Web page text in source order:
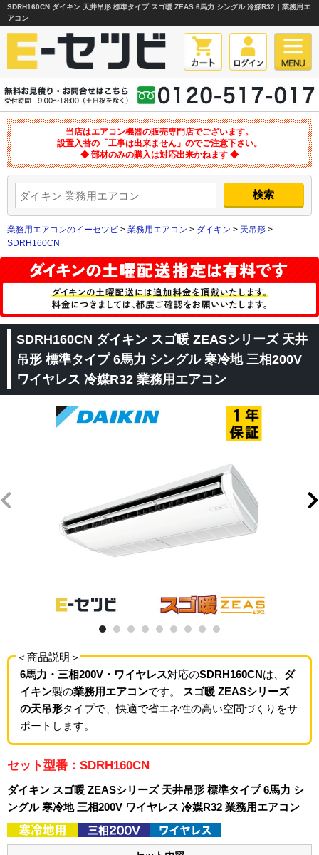
SDRH160CN ダイキン 天井吊形 標準タイプ スゴ暖 ZEAS 6馬力 シングル 冷媒R32｜業務用エ
アコン
当店はエアコン機器の販売専門店でございます。
設置入替の「工事は出来ません」のでご注意下さい。
◆ 部材のみの購入は対応出来かねます ◆
業務用エアコンのイーセツビ > 業務用エアコン > ダイキン > 天吊形 >
SDRH160CN
SDRH160CN ダイキン スゴ暖 ZEASシリーズ 天井
吊形 標準タイプ 6馬力 シングル 寒冷地 三相200V
ワイヤレス 冷媒R32 業務用エアコン
＜商品説明＞
6馬力・三相200V・ワイヤレス対応のSDRH160CNは、 ダ
イキン製の業務用エアコンです。
スゴ暖 ZEASシリーズ
の天吊形タイプで、快適で省エネ性の高い空間づくりをサ
ポートします。
セット型番：SDRH160CN
ダイキン スゴ暖 ZEASシリーズ 天井吊形 標準タイプ 6馬力 シ
ングル 寒冷地 三相200V ワイヤレス 冷媒R32 業務用エアコン